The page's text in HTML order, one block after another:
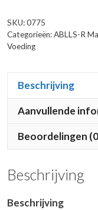
SKU:0775
Categorieën:ABLLS-R
Voeding
Beschrijving
Aanvullende
Beoordelingen
Beschrijving
Beschrijving